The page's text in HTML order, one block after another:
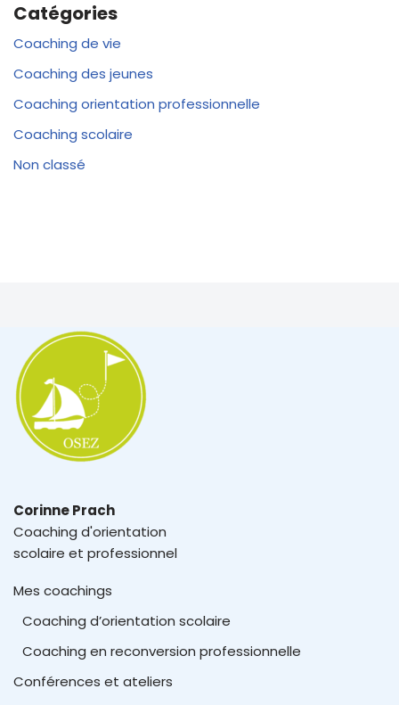
Catégories
Coaching de vie
Coaching des jeunes
Coaching orientation professionnelle
Coaching scolaire
Non classé
Corinne Prach
Coaching d'orientation
scolaire et professionnel
Mes coachings
Coaching d’orientation scolaire
Coaching en reconversion professionnelle
Conférences et ateliers